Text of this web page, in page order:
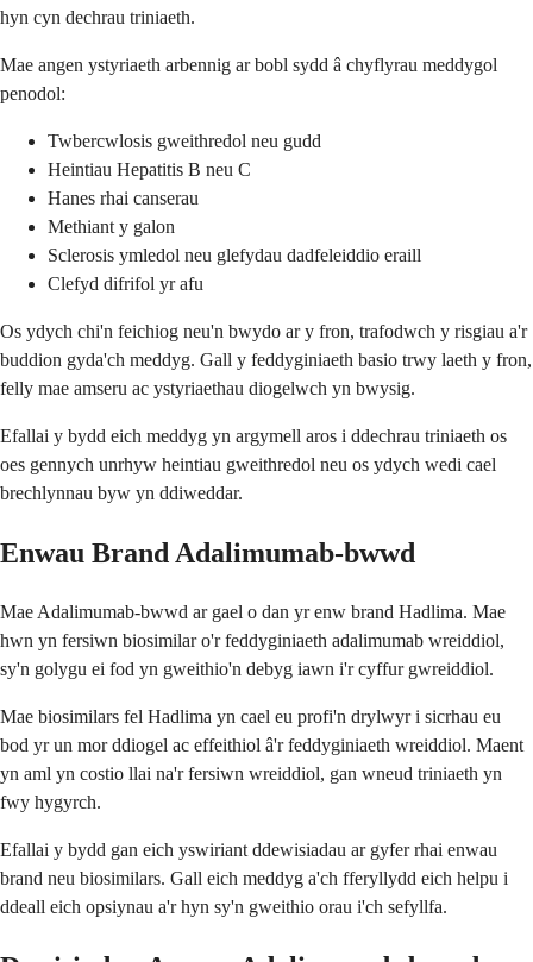
hyn cyn dechrau triniaeth.
Mae angen ystyriaeth arbennig ar bobl sydd â chyflyrau meddygol
penodol:
Twbercwlosis gweithredol neu gudd
Heintiau Hepatitis B neu C
Hanes rhai canserau
Methiant y galon
Sclerosis ymledol neu glefydau dadfeleiddio eraill
Clefyd difrifol yr afu
Os ydych chi'n feichiog neu'n bwydo ar y fron, trafodwch y risgiau a'r
buddion gyda'ch meddyg. Gall y feddyginiaeth basio trwy laeth y fron,
felly mae amseru ac ystyriaethau diogelwch yn bwysig.
Efallai y bydd eich meddyg yn argymell aros i ddechrau triniaeth os
oes gennych unrhyw heintiau gweithredol neu os ydych wedi cael
brechlynnau byw yn ddiweddar.
Enwau Brand Adalimumab-bwwd
Mae Adalimumab-bwwd ar gael o dan yr enw brand Hadlima. Mae
hwn yn fersiwn biosimilar o'r feddyginiaeth adalimumab wreiddiol,
sy'n golygu ei fod yn gweithio'n debyg iawn i'r cyffur gwreiddiol.
Mae biosimilars fel Hadlima yn cael eu profi'n drylwyr i sicrhau eu
bod yr un mor ddiogel ac effeithiol â'r feddyginiaeth wreiddiol. Maent
yn aml yn costio llai na'r fersiwn wreiddiol, gan wneud triniaeth yn
fwy hygyrch.
Efallai y bydd gan eich yswiriant ddewisiadau ar gyfer rhai enwau
brand neu biosimilars. Gall eich meddyg a'ch fferyllydd eich helpu i
ddeall eich opsiynau a'r hyn sy'n gweithio orau i'ch sefyllfa.